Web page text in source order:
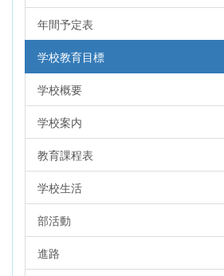
年間予定表
学校教育目標
学校概要
学校案内
教育課程表
学校生活
部活動
進路